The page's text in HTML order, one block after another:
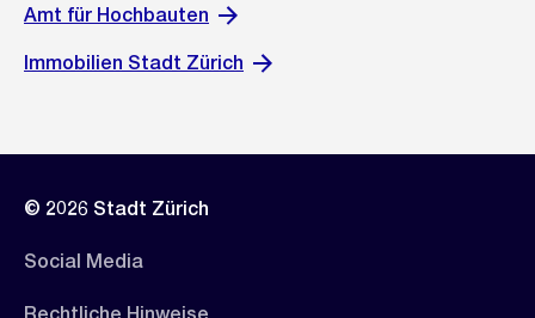
Amt für Hochbauten
Immobilien Stadt Zürich
© 2026 Stadt Zürich
Social Media